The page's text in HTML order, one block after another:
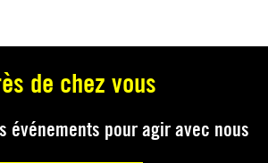
de chez vous
événements pour agir avec nous